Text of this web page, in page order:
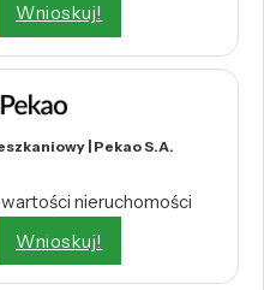
Wnioskuj!
| Pekao S.A.
nieruchomości
Wnioskuj!